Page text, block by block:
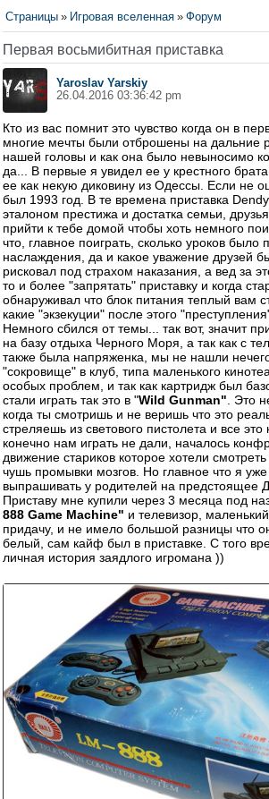
Страницы » Игровая вселенная » Форум
Первая восьмибитная приставка
Yaroslav Yarskiy
26.04.2016 03:36:42 pm
Кто из вас помнит это чувство когда он в
многие мечты были отброшены на дальние
нашей головы и как она было невыносимо
да... В первые я увидел ее у крестного
ее как некую диковину из Одессы. Если не
был 1993 год. В те времена приставка
эталоном престижа и достатка семьи,
прийти к тебе домой чтобы хоть немного
что, главное поиграть, сколько уроков было
наслаждения, да и какое уважение друзей
рисковал под страхом наказания, а вед за
то и более "запрятать" приставку и когда
обнаруживал что блок питания теплый вам
какие "экзекуции" после этого
Немного сбился от темы... так вот, значит
на базу отдыха Черного Моря, а так как с
также была напряженка, мы не нашли
"сокровище" в клуб, типа маленького
особых проблем, и так как картридж был
стали играть так это в "Wild Gunman" . Это
когда ты смотришь и не веришь что это
стреляешь из светового пистолета и все это
конечно нам играть не дали, началось
движение стариков которое хотели
чушь промывки мозгов. Но главное что я уже
выпрашивать у родителей на предстоящее
Приставу мне купили через 3 месяца под
888 Game Machine" и телевизор,
придачу, и не имело большой разницы что
белый, сам кайф был в приставке. С того
личная история заядлого игромана ))